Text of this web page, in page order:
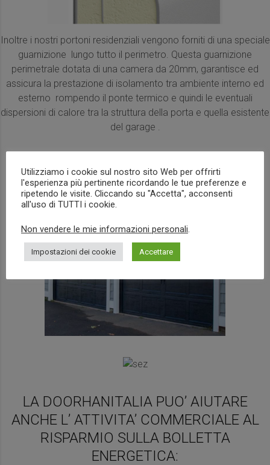
Inoltre i nostri portoni residenziali vengono forniti di una speciale
guarnizione lungo tutto il perimetro. Questa guarnizione
perimetrale dotata di una camera da 20mm, garantisce ed
assicura la prestazione di isolamento tra ambiente interno ed
esterno rompendo il ponte termico e quindi le eventuali
dispersioni di calore tra la struttura della porta e quella esistente
del garage .
LA DOORHANITALIA PUO’ AIUTARE
ANCHE L’ ATTIVITA’ COMMERCIALE AL
RISPARMIO SULLA BOLLETTA
ENERGETICA:
Utilizziamo i cookie sul nostro sito Web per offrirti
l'esperienza più pertinente ricordando le tue preferenze e
ripetendo le visite. Cliccando su "Accetta", acconsenti
all'uso di TUTTI i cookie.
Non vendere le mie informazioni personali.
Impostazioni dei cookie Accettare